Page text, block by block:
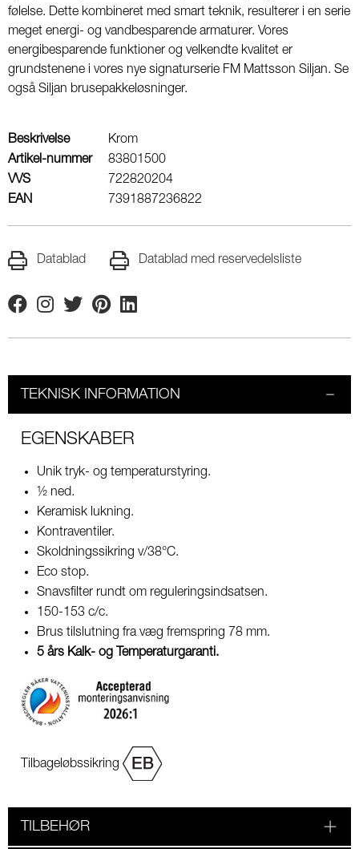
følelse. Dette kombineret med smart teknik, resulterer i en serie
meget energi- og vandbesparende armaturer. Vores
energibesparende funktioner og velkendte kvalitet er
grundstenene i vores nye signaturserie FM Mattsson Siljan. Se
også Siljan brusepakkeløsninger.
Beskrivelse
Krom
Artikel-nummer
83801500
VVS
722820204
EAN
7391887236822
Datablad Datablad med reservedelsliste
FacebookInstagram
TwitterPinterestLinkedin
TEKNISK INFORMATION
EGENSKABER
Unik tryk- og temperaturstyring.
½ ned.
Keramisk lukning.
Kontraventiler.
Skoldningssikring v/38°C.
Eco stop.
Snavsfilter rundt om reguleringsindsatsen.
150-153 c/c.
Brus tilslutning fra væg fremspring 78 mm.
5 års Kalk- og Temperaturgaranti.
Tilbageløbssikring
TILBEHØR